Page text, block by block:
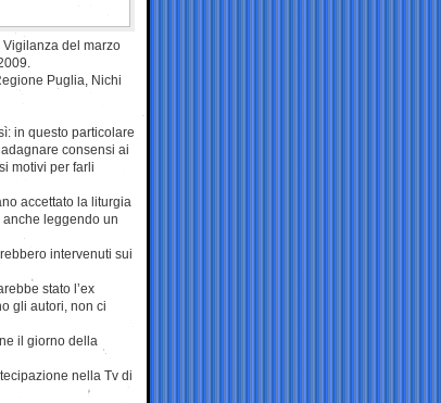
del marzo
Puglia, Nichi
in questo particolare
consensi ai
motivi per farli
accettato la liturgia
anche leggendo un
intervenuti sui
stato l’ex
gli autori, non ci
il giorno della
nella Tv di